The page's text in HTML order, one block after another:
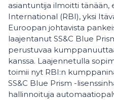
asiantuntija ilmoitti tänään,
International (RBI), yksi
Euroopan johtavista
laajentanut SS&C Blue
perustuvaa
kanssa. Laajennetulla
toimii nyt RBI:n
SS&C Blue Prism -
hallinnoituja